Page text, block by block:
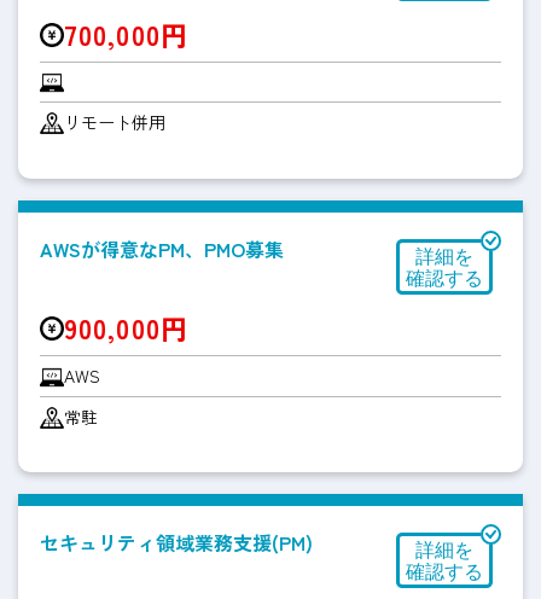
700,000円
リモート併用
AWSが得意なPM、PMO募集
900,000円
AWS
常駐
セキュリティ領域業務支援(PM)